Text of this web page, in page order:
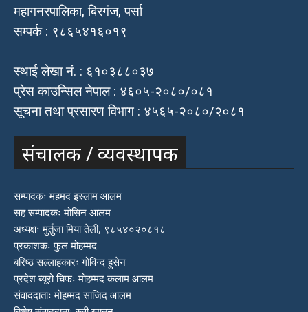
महागनरपालिका, बिरगंज, पर्सा
सम्पर्क : ९८६५४१६०१९
स्थाई लेखा नं. : ६१०३८८०३७
प्रेस काउन्सिल नेपाल : ४६०५-२०८०/०८१
सूचना तथा प्रसारण विभाग : ४५६५-२०८०/२०८१
संचालक / व्यवस्थापक
सम्पादकः महमद इस्लाम आलम
सह सम्पादकः मोसिन आलम
अध्यक्षः मुर्तुजा मिया तेली, ९८५४०२०८१८
प्रकाशकः फुल मोहम्मद
बरिष्ठ सल्लाहकारः गोविन्द हुसेन
प्रदेश ब्यूरो चिफः मोहम्मद कलाम आलम
संवाददाताः मोहम्मद साजिद आलम